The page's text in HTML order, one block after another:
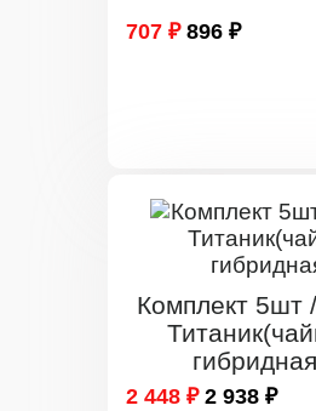
707 ₽ 896 ₽
Комплект 5шт
2 448 ₽ 2 938 ₽